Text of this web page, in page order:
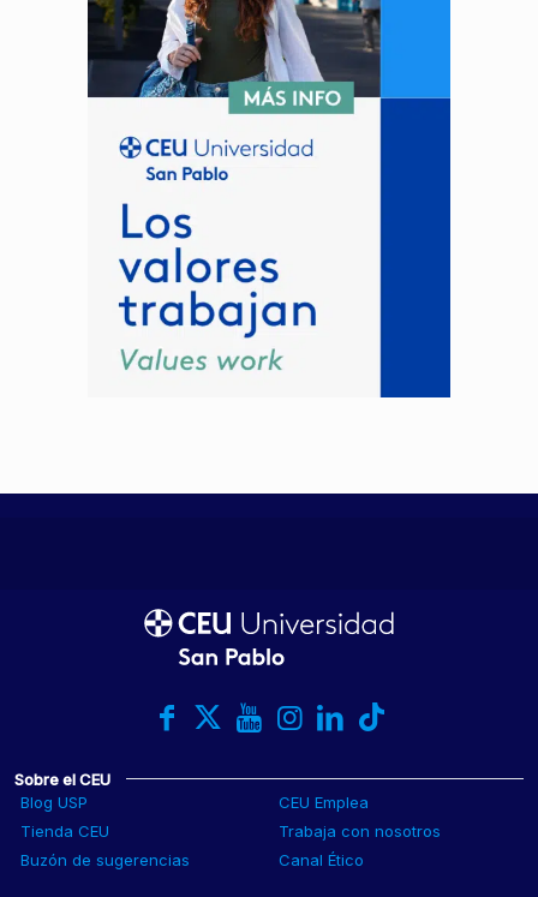
Sobre el CEU
Blog USP
CEU Emplea
Tienda CEU
Trabaja con nosotros
Buzón de sugerencias
Canal Ético